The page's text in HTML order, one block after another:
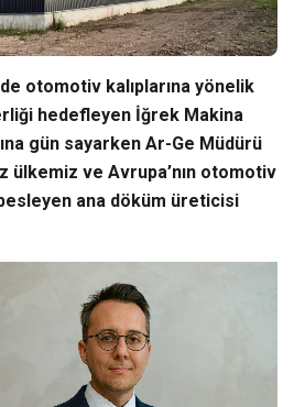
otomotiv kalıplarına yönelik
hedefleyen İğrek Makina
gün sayarken Ar-Ge Müdürü
ülkemiz ve Avrupa’nın otomotiv
ana döküm üreticisi